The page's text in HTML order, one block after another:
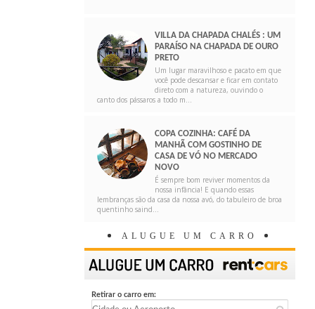
VILLA DA CHAPADA CHALÉS : UM
PARAÍSO NA CHAPADA DE OURO
PRETO
Um lugar maravilhoso e pacato em que
você pode descansar e ficar em contato
direto com a natureza, ouvindo o
canto dos pássaros a todo m...
COPA COZINHA: CAFÉ DA
MANHÃ COM GOSTINHO DE
CASA DE VÓ NO MERCADO
NOVO
É sempre bom reviver momentos da
nossa infância! E quando essas
lembranças são da casa da nossa avó, do tabuleiro de broa
quentinho saind...
ALUGUE UM CARRO